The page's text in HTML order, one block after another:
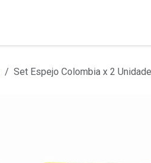
Set Espejo Colombia x 2